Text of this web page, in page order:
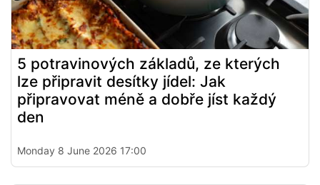
5 potravinových základů, ze kterých
lze připravit desítky jídel: Jak
připravovat méně a dobře jíst každý
den
Monday 8 June 2026 17:00